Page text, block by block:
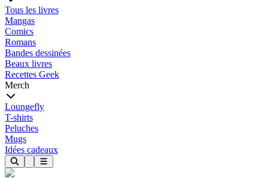
Tous les livres
Mangas
Comics
Romans
Bandes dessinées
Beaux livres
Recettes Geek
Merch
Loungefly
T-shirts
Peluches
Mugs
Idées cadeaux